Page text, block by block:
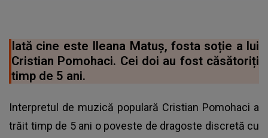
Iată cine este Ileana Matuș, fosta soție a lui
Cristian Pomohaci. Cei doi au fost căsătoriți
timp de 5 ani.
Interpretul de muzică populară Cristian Pomohaci a
trăit timp de 5 ani o poveste de dragoste discretă cu